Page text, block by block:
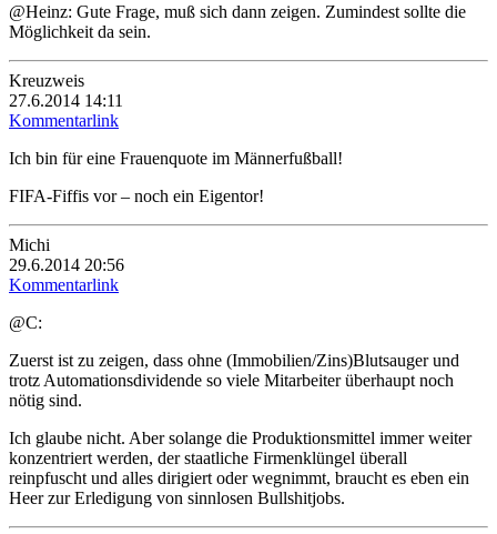
@Heinz: Gute Frage, muß sich dann zeigen. Zumindest sollte die
Möglichkeit da sein.
Kreuzweis
27.6.2014 14:11
Kommentarlink
Ich bin für eine Frauenquote im Männerfußball!
FIFA-Fiffis vor – noch ein Eigentor!
Michi
29.6.2014 20:56
Kommentarlink
@C:
Zuerst ist zu zeigen, dass ohne (Immobilien/Zins)Blutsauger und
trotz Automationsdividende so viele Mitarbeiter überhaupt noch
nötig sind.
Ich glaube nicht. Aber solange die Produktionsmittel immer weiter
konzentriert werden, der staatliche Firmenklüngel überall
reinpfuscht und alles dirigiert oder wegnimmt, braucht es eben ein
Heer zur Erledigung von sinnlosen Bullshitjobs.